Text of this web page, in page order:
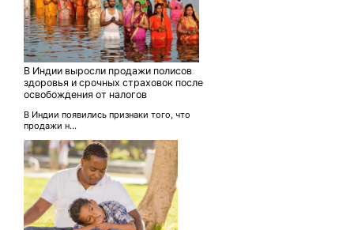
В Индии выросли продажи полисов
здоровья и срочных страховок после
освобождения от налогов
В Индии появились признаки того, что
продажи н...